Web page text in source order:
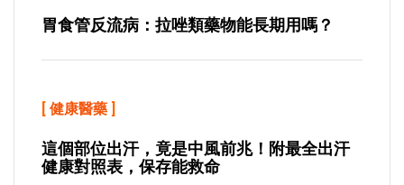
胃食管反流病：拉唑類藥物能長期用嗎？
[ 健康醫藥 ]
這個部位出汗，竟是中風前兆！附最全出汗
健康對照表，保存能救命